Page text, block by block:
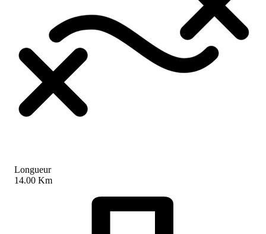
Longueur
14.00 Km